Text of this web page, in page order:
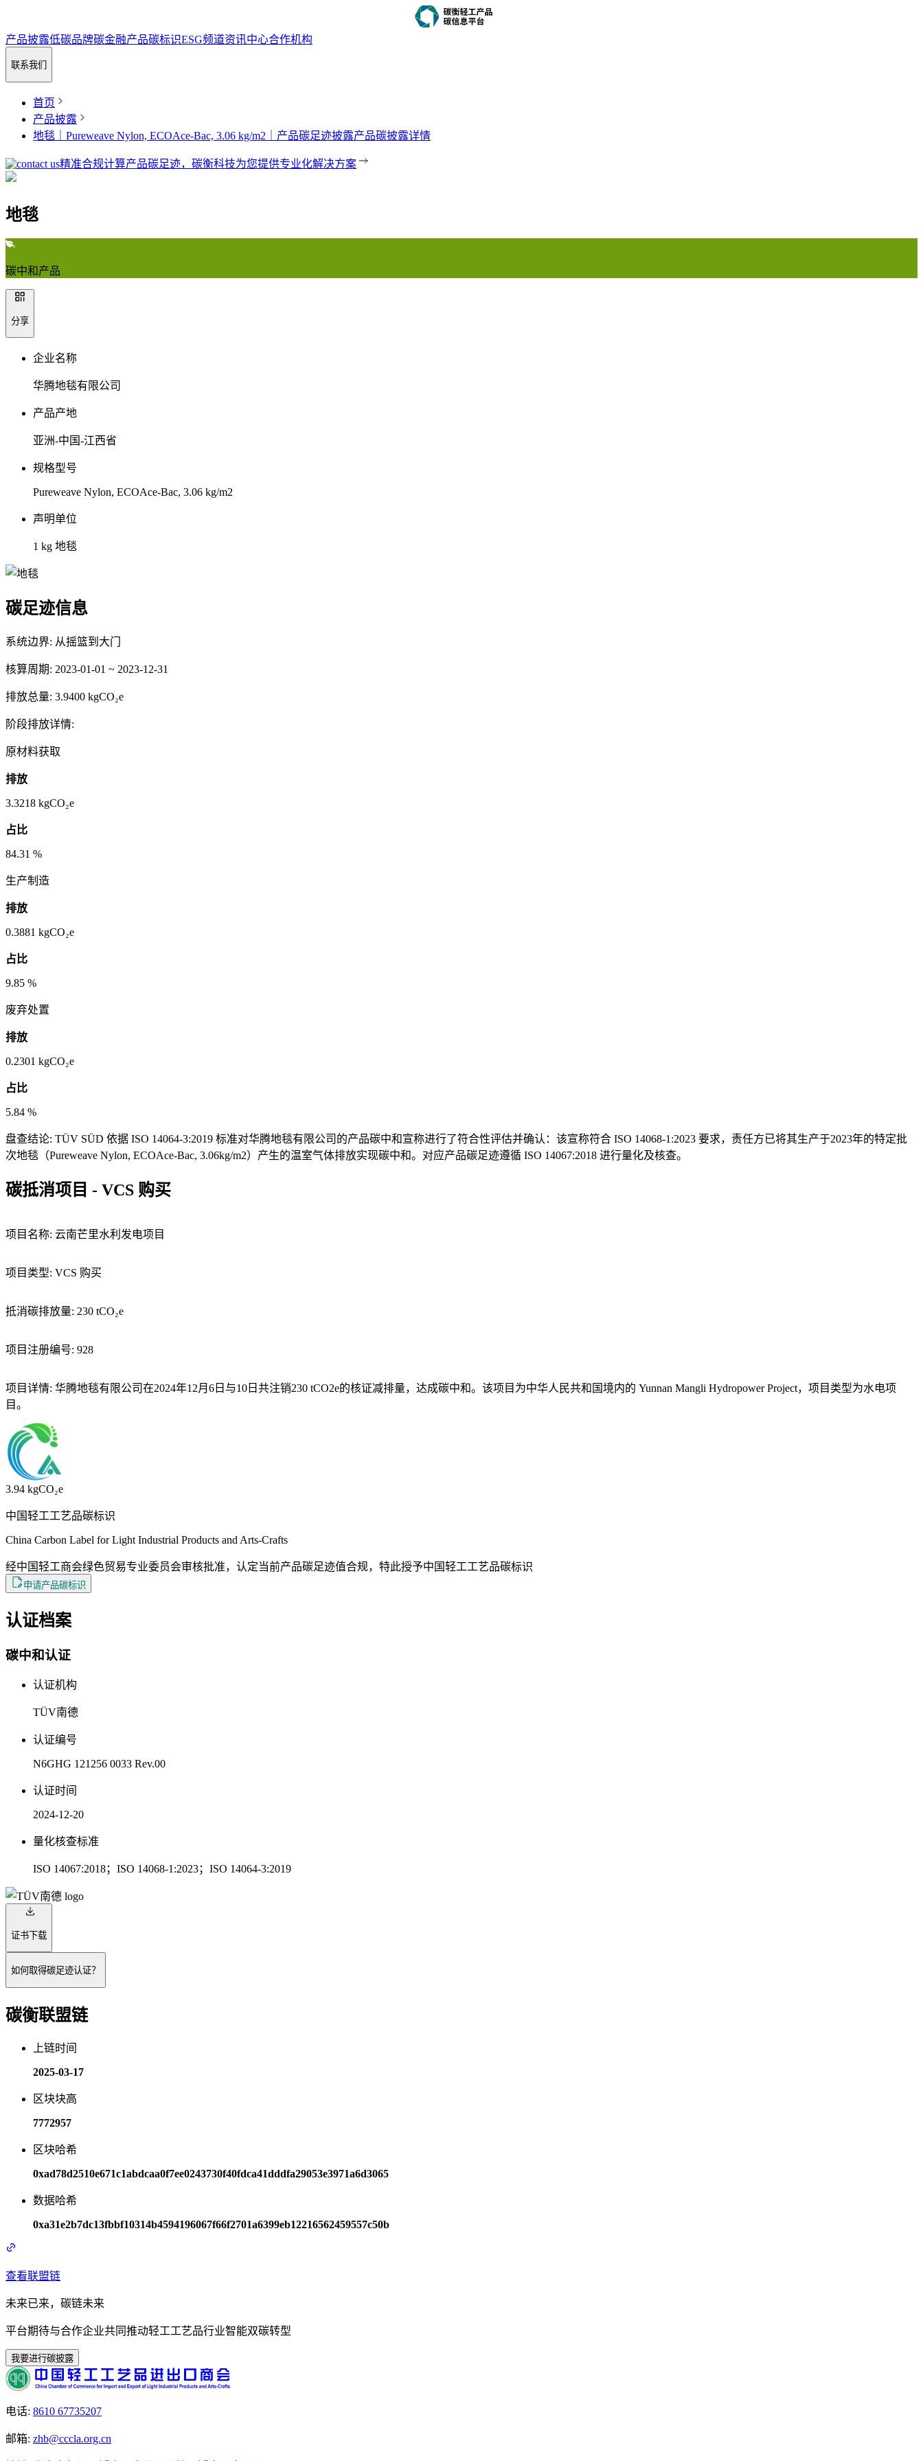
产品披露低碳品牌碳金融产品碳标识ESG频道资讯中心合作机构
联系我们
首页
产品披露
地毯｜Pureweave Nylon, ECOAce-Bac, 3.06 kg/m2｜产品碳足迹披露产品碳披露详情
精准合规计算产品碳足迹，碳衡科技为您提供专业化解决方案
地毯
碳中和产品
分享
企业名称
华腾地毯有限公司
产品产地
亚洲-中国-江西省
规格型号
Pureweave Nylon, ECOAce-Bac, 3.06 kg/m2
声明单位
1 kg 地毯
碳足迹信息
系统边界: 从摇篮到大门
核算周期: 2023-01-01 ~ 2023-12-31
排放总量: 3.9400 kgCO₂e
阶段排放详情:
原材料获取
排放
3.3218 kgCO₂e
占比
84.31 %
生产制造
排放
0.3881 kgCO₂e
占比
9.85 %
废弃处置
排放
0.2301 kgCO₂e
占比
5.84 %
盘查结论: TÜV SÜD 依据 ISO 14064-3:2019 标准对华腾地毯有限公司的产品碳中和宣称进行了符合性评估并确认：该宣称符合 ISO 14068-1:2023 要求，责任方已将其生产于2023年的特定批
次地毯（Pureweave Nylon, ECOAce-Bac, 3.06kg/m2）产生的温室气体排放实现碳中和。对应产品碳足迹遵循 ISO 14067:2018 进行量化及核查。
碳抵消项目 - VCS 购买
项目名称: 云南芒里水利发电项目
项目类型: VCS 购买
抵消碳排放量: 230 tCO₂e
项目注册编号: 928
项目详情: 华腾地毯有限公司在2024年12月6日与10日共注销230 tCO2e的核证减排量，达成碳中和。该项目为中华人民共和国境内的 Yunnan Mangli Hydropower Project，项目类型为水电项
目。
3.94 kgCO₂e
中国轻工工艺品碳标识
China Carbon Label for Light Industrial Products and Arts-Crafts
经中国轻工商会绿色贸易专业委员会审核批准，认定当前产品碳足迹值合规，特此授予中国轻工工艺品碳标识
申请产品碳标识
认证档案
碳中和认证
认证机构
TÜV南德
认证编号
N6GHG 121256 0033 Rev.00
认证时间
2024-12-20
量化核查标准
ISO 14067:2018；ISO 14068-1:2023；ISO 14064-3:2019
证书下载
如何取得碳足迹认证？
碳衡联盟链
上链时间
2025-03-17
区块块高
7772957
区块哈希
0xad78d2510e671c1abdcaa0f7ee0243730f40fdca41dddfa29053e3971a6d3065
数据哈希
0xa31e2b7dc13fbbf10314b4594196067f66f2701a6399eb12216562459557c50b
查看联盟链
未来已来，碳链未来
平台期待与合作企业共同推动轻工工艺品行业智能双碳转型
我要进行碳披露
电话: 8610 67735207
邮箱: zhb@cccla.org.cn